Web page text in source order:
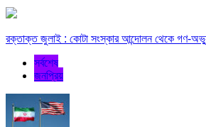
রক্তাক্ত জুলাই : কোটা সংস্কার আন্দোলন থেকে গণ-
সর্বশেষ
জনপ্রিয়